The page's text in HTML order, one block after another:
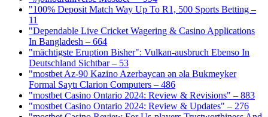
"100% Deposit Match Way Up To R1, 500 Sports Betting –
11
"Dependable Live Cricket Wagering & Casino Applications
In Bangladesh – 664
"mächtigste Eruption Bisher": Vulkan-ausbruch Ebenso In
Deutschland Sichtbar – 53
"mostbet Az-90 Kazino Azerbaycan ən əla Bukmeyker
Formal Saytı Clarion Computers – 486
"mostbet Casino Ontario 2024: Review & Revisions" – 883
"mostbet Casino Ontario 2024: Review & Updates" – 276